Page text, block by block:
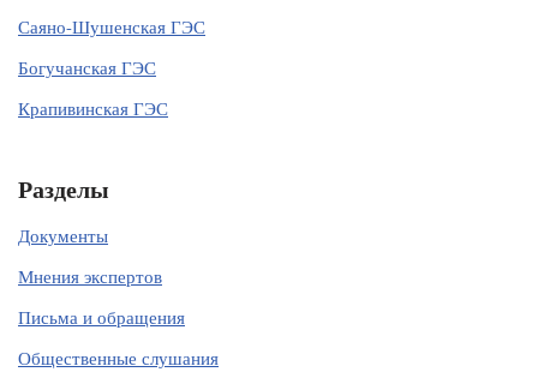
Саяно-Шушенская ГЭС
Богучанская ГЭС
Крапивинская ГЭС
Разделы
Документы
Мнения экспертов
Письма и обращения
Общественные слушания